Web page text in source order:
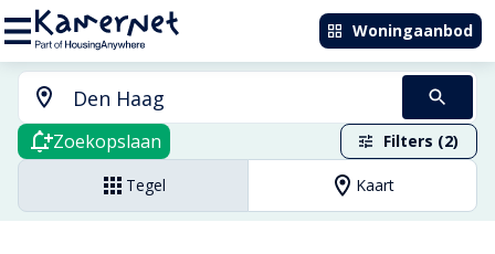
Woningaanbod
Zoekopslaan Filters (2)
Tegel Kaart